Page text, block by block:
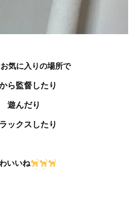
気に入りの場所で
から監督したり
遊んだり
ックスしたり
いいね